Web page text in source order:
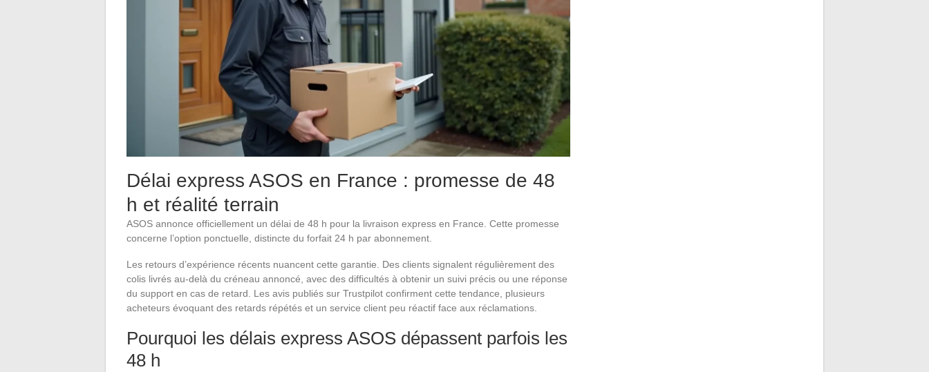
Délai express ASOS en France : promesse de 48
h et réalité terrain
ASOS annonce officiellement un délai de 48 h pour la livraison express en France. Cette promesse
concerne l’option ponctuelle, distincte du forfait 24 h par abonnement.
Les retours d’expérience récents nuancent cette garantie. Des clients signalent régulièrement des
colis livrés au-delà du créneau annoncé, avec des difficultés à obtenir un suivi précis ou une réponse
du support en cas de retard. Les avis publiés sur Trustpilot confirment cette tendance, plusieurs
acheteurs évoquant des retards répétés et un service client peu réactif face aux réclamations.
Pourquoi les délais express ASOS dépassent parfois les
48 h